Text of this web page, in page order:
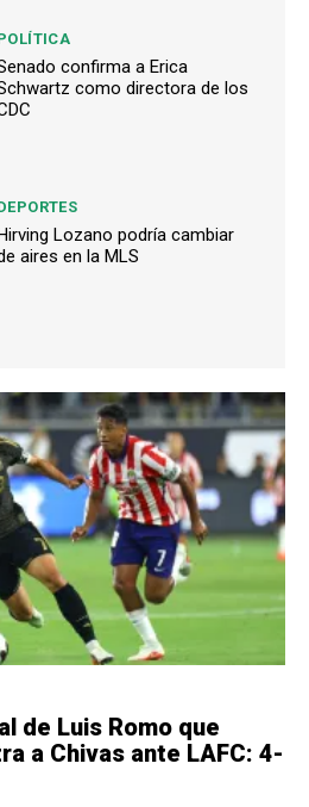
confirma a Erica
como directora de los
Lozano podría cambiar
aires en la MLS
de Luis Romo que
a Chivas ante LAFC: 4-